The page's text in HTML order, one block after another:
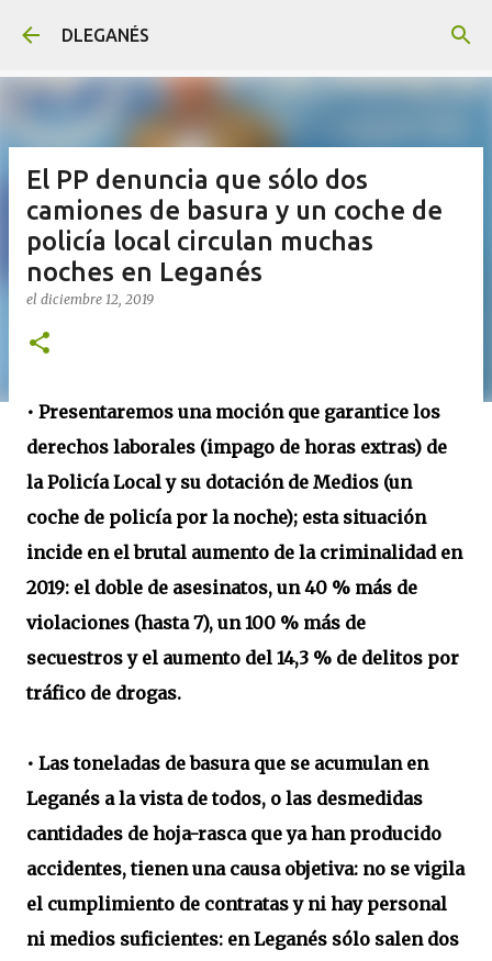
DLEGANÉS
El PP denuncia que sólo dos
camiones de basura y un coche de
policía local circulan muchas
noches en Leganés
el diciembre 12, 2019
• Presentaremos una moción que garantice los
derechos laborales (impago de horas extras) de
la Policía Local y su dotación de Medios (un
coche de policía por la noche); esta situación
incide en el brutal aumento de la criminalidad en
2019: el doble de asesinatos, un 40 % más de
violaciones (hasta 7), un 100 % más de
secuestros y el aumento del 14,3 % de delitos por
tráfico de drogas.
• Las toneladas de basura que se acumulan en
Leganés a la vista de todos, o las desmedidas
cantidades de hoja-rasca que ya han producido
accidentes, tienen una causa objetiva: no se vigila
el cumplimiento de contratas y ni hay personal
ni medios suficientes: en Leganés sólo salen dos